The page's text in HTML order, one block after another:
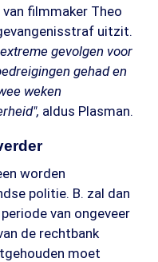
filmmaker Theo
uitzit.
gevolgen voor
gehad en
weken
aldus Plasman.
worden
politie. B. zal dan
van ongeveer
de rechtbank
moet